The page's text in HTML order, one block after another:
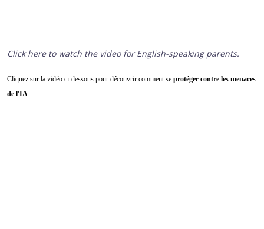
Click here to watch the video for English-speaking parents.
Cliquez sur la vidéo ci-dessous pour découvrir comment se protéger contre les menaces
de l'IA :